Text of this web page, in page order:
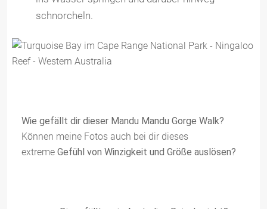
schnorcheln.
Wie gefällt dir dieser Mandu Mandu Gorge Walk?
Können meine Fotos auch bei dir dieses
extreme Gefühl von Winzigkeit und Größe auslösen?